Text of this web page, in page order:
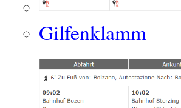
Gilfenklamm